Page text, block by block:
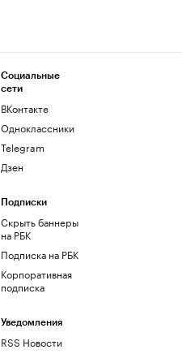
Социальные
сети
ВКонтакте
Одноклассники
Telegram
Дзен
Подписки
Скрыть баннеры
на РБК
Подписка на РБК
Корпоративная
подписка
Уведомления
RSS Новости